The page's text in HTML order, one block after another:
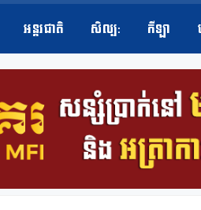
អន្តរជាតិ សិល្ប​: កីឡា